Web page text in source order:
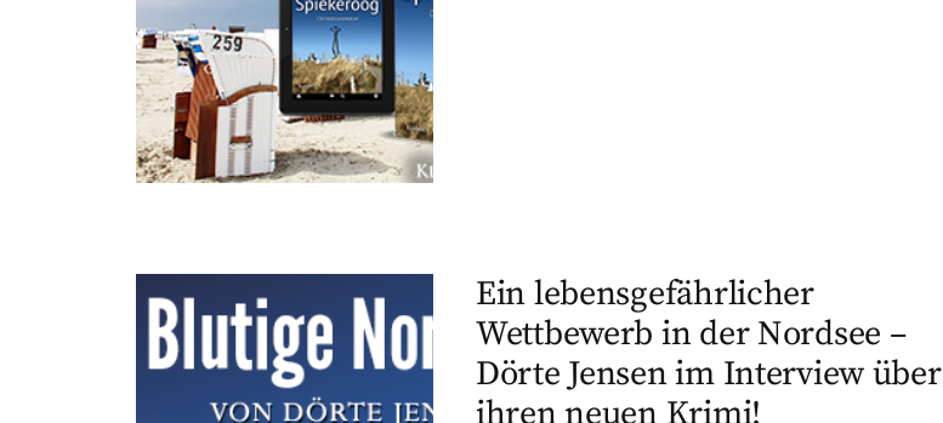
Ein lebensgefährlicher
Wettbewerb in der Nordsee –
Dörte Jensen im Interview über
ihren neuen Krimi!